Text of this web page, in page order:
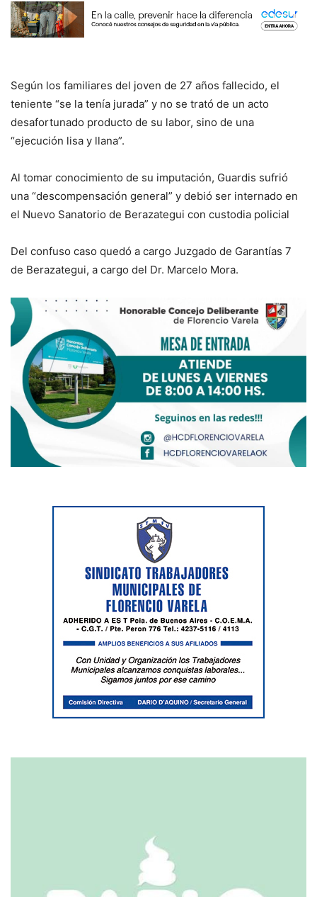
Según los familiares del joven de 27 años fallecido, el
teniente “se la tenía jurada” y no se trató de un acto
desafortunado producto de su labor, sino de una
“ejecución lisa y llana”.
Al tomar conocimiento de su imputación, Guardis sufrió
una “descompensación general” y debió ser internado en
el Nuevo Sanatorio de Berazategui con custodia policial
Del confuso caso quedó a cargo Juzgado de Garantías 7
de Berazategui, a cargo del Dr. Marcelo Mora.